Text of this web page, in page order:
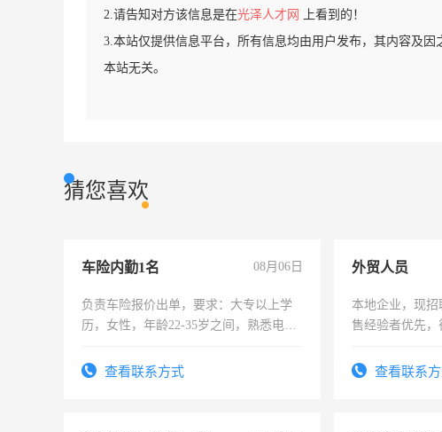
2.请告知对方该信息是在光泽人才网
上看到的！
3.本站仅提供信息平台，所有信息均由用户发布，其内容及
本站无关。
猜您喜欢
车险内勤1名 08月06日
负责车险报价出单，要求：大专以上学
历，女性，年龄22-35岁之间，熟悉电脑
试用期1-3个月，转正后交纳五险，
查看联系方式
外贸人员
本地企业，现
售经验者优先
查看联系